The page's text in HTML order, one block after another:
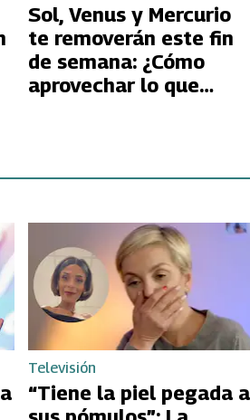
Sol, Venus y Mercurio
te removerán este fin
de semana: ¿Cómo
aprovechar lo que
Televisión
“Tiene la piel pegada a